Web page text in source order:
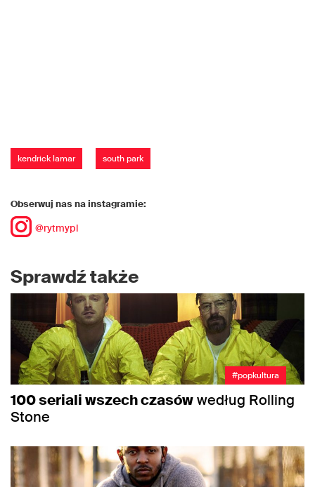
kendrick lamar south park
Obserwuj nas na instagramie:
@rytmypl
Sprawdź także
#popkultura
100 seriali wszech czasówwedług Rolling
Stone